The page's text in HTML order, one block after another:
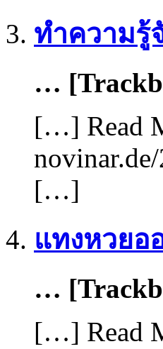
ทำความรู้
…
[…] Read
[…]
แทงหวยอ
…
[…] Read